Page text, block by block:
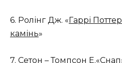
6. Ролінг Дж. «Гаррі
камінь»
7. Сетон – Томпсон Е.«Снап